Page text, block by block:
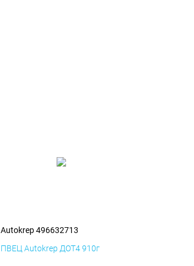
Autokrep 496632713
ПВЕЦ Autokrep ДОТ4 910г